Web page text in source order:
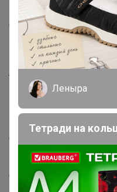
О нас
Все предложения
Анонсы
Новости
Поддержка альпак
Самое выгодное
Хиты продаж
Самое желанное
Леныра
Тетради на